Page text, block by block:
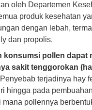
oleh Departemen
produk kesehatan
dengan lebah,
dan propolis.
konsumsi pollen dapat
sakit tenggorokan
terjadinya hay
hingga pada
mana pollennya